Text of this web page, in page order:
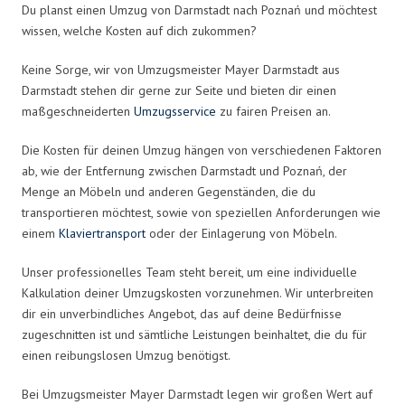
Du planst einen Umzug von Darmstadt nach Poznań und möchtest
wissen, welche Kosten auf dich zukommen?
Keine Sorge, wir von Umzugsmeister Mayer Darmstadt aus
Darmstadt stehen dir gerne zur Seite und bieten dir einen
maßgeschneiderten Umzugsservice zu fairen Preisen an.
Die Kosten für deinen Umzug hängen von verschiedenen Faktoren
ab, wie der Entfernung zwischen Darmstadt und Poznań, der
Menge an Möbeln und anderen Gegenständen, die du
transportieren möchtest, sowie von speziellen Anforderungen wie
einem Klaviertransport oder der Einlagerung von Möbeln.
Unser professionelles Team steht bereit, um eine individuelle
Kalkulation deiner Umzugskosten vorzunehmen. Wir unterbreiten
dir ein unverbindliches Angebot, das auf deine Bedürfnisse
zugeschnitten ist und sämtliche Leistungen beinhaltet, die du für
einen reibungslosen Umzug benötigst.
Bei Umzugsmeister Mayer Darmstadt legen wir großen Wert auf